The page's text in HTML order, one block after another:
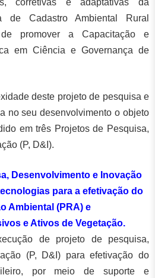
corretivas e adaptativas da
de Cadastro Ambiental Rural
promover a Capacitação e
em Ciência e Governança de
deste projeto de pesquisa e
no seu desenvolvimento o objeto
em três Projetos de Pesquisa,
(P, D&I).
Desenvolvimento e Inovação
para a efetivação do
Ambiental (PRA) e
e Ativos de Vegetação.
de projeto de pesquisa,
(P, D&I) para efetivação do
por meio de suporte e